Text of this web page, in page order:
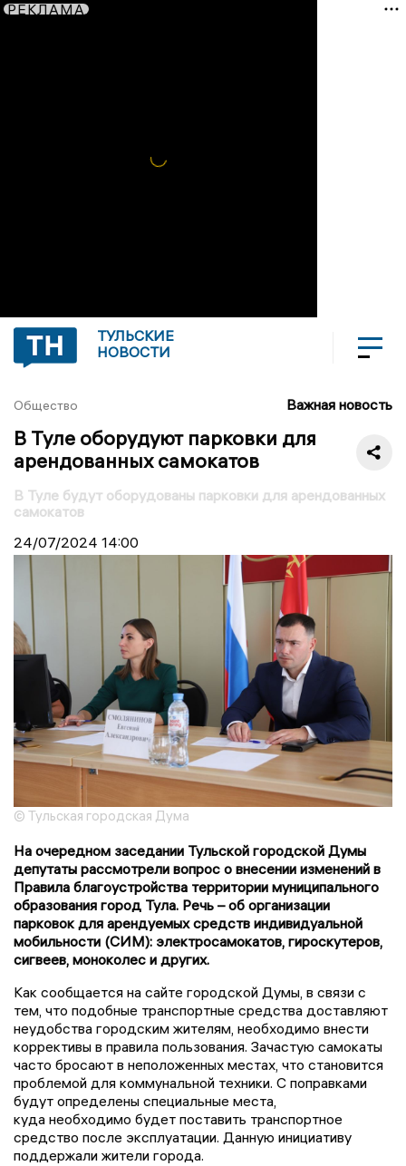
РЕКЛАМА
ТУЛЬСКИЕ
НОВОСТИ
Общество Важная новость
В Туле оборудуют парковки для
арендованных самокатов
В Туле будут оборудованы парковки для арендованных
самокатов
24/07/2024 14:00
© Тульская городская Дума
На очередном заседании Тульской городской Думы
депутаты рассмотрели вопрос о внесении изменений в
Правила благоустройства территории муниципального
образования город Тула. Речь – об организации
парковок для арендуемых средств индивидуальной
мобильности (СИМ): электросамокатов, гироскутеров,
сигвеев, моноколес и других.
Как сообщается на сайте городской Думы, в связи с
тем, что подобные транспортные средства доставляют
неудобства городским жителям, необходимо внести
коррективы в правила пользования. Зачастую самокаты
часто бросают в неположенных местах, что становится
проблемой для коммунальной техники. С поправками
будут определены специальные места,
куда необходимо будет поставить транспортное
средство после эксплуатации. Данную инициативу
поддержали жители города.